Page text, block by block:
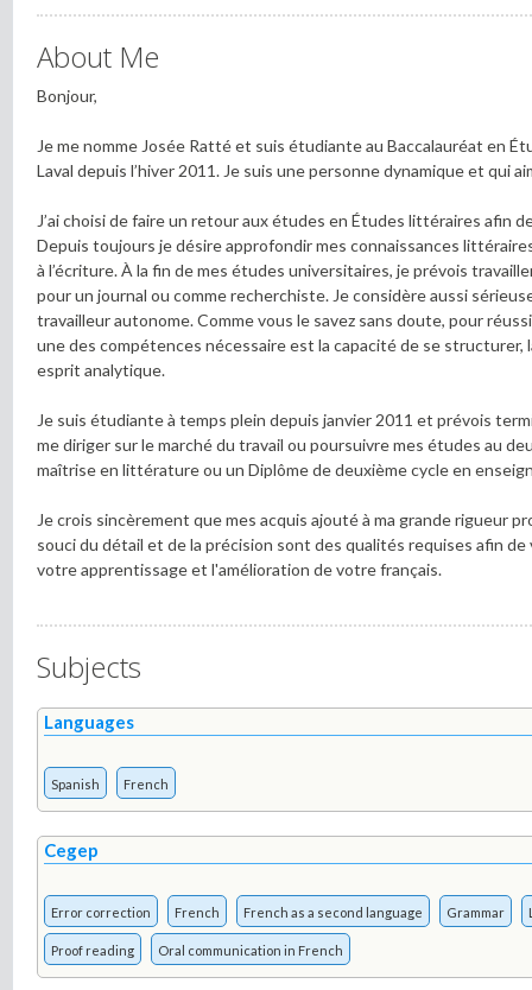
About Me
Bonjour,
Je me nomme Josée Ratté et suis étudiante au Baccalauréat en
Laval depuis l’hiver 2011. Je suis une personne dynamique et qui
J’ai choisi de faire un retour aux études en Études littéraires afin
Depuis toujours je désire approfondir mes connaissances
à l’écriture. À la fin de mes études universitaires, je prévois
pour un journal ou comme recherchiste. Je considère aussi
travailleur autonome. Comme vous le savez sans doute, pour
une des compétences nécessaire est la capacité de se structurer,
esprit analytique.
Je suis étudiante à temps plein depuis janvier 2011 et prévois
me diriger sur le marché du travail ou poursuivre mes études au
maîtrise en littérature ou un Diplôme de deuxième cycle en
Je crois sincèrement que mes acquis ajouté à ma grande rigueur
souci du détail et de la précision sont des qualités requises afin de
votre apprentissage et l'amélioration de votre français.
Subjects
Languages
Spanish French
Cegep
Error correction French French as a second language Grammar
Proof reading Oral communication in French